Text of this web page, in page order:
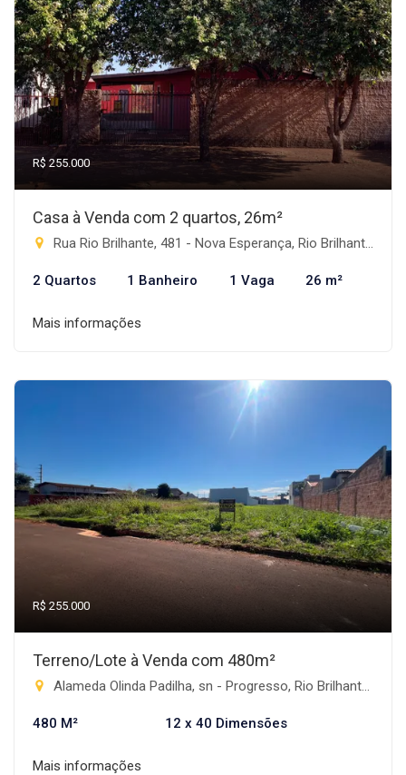
R$ 255.000
Casa à Venda com 2 quartos, 26m²
Rua Rio Brilhante, 481 - Nova Esperança, Rio Brilhante-MS
2 Quartos 1 Banheiro 1 Vaga 26 m²
Mais informações
R$ 255.000
Terreno/Lote à Venda com 480m²
Alameda Olinda Padilha, sn - Progresso, Rio Brilhante-MS
480 M² 12 x 40 Dimensões
Mais informações